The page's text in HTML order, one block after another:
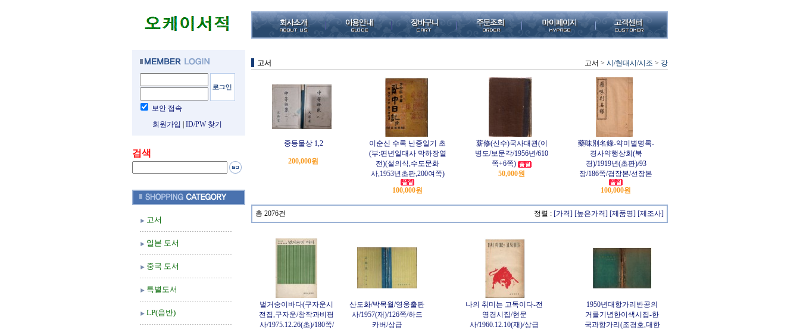
보안 접속
회원가입
ID/PW 찾기
검색
고서
일본 도서
중국 도서
특별도서
LP(음반)
고서 고서 > 시/현대시/시조 > 강
중등물상 1,2
200,000원
이순신 수록 난중일기 초
(부:편년일대사 막하장열
전)(설의식,수도문화
사,1953년초판,200여쪽)
100,000원
薪修(신수)국사대관(이
병도/보문각/1956년/610
쪽+6쪽)
50,000원
藥味別名錄-약미별명록-
경사약행상회(북
경)/1919년(초판)/93
장/186쪽/겹장본/선장본
100,000원
총 2076건 정렬 : [가격] [높은가격] [제품명] [제조사]
벌거숭이바다(구자운시
전집,구자운/창작과비평
사/1975.12.26(초)/180쪽/
산도화/박목월/영웅출판
사/1957(재)/126쪽/하드
카버/상급
나의 취미는 고독이다-전
영경시집/현문
사/1960.12.10(재)/상급
1950년대항가리반공의
거를기념한이색시집-한
국과항가리(조경호,대한